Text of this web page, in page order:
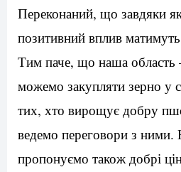
Переконаний, що завдяки
позитивний вплив
Тим паче, що наша область
можемо закупляти зерно у
тих, хто вирощує добру
ведемо переговори з ними.
пропонуємо також добрі